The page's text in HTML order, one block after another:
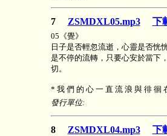
7 ZSMDXL05.mp3 下
05《覺》
日子是否輕忽流逝，心靈是否恍
是不停的流轉，只要心安於當下
切。
* 我 們 的 心 一 直 流 浪 與 徘 徊
發行單位:
8 ZSMDXL04.mp3 下